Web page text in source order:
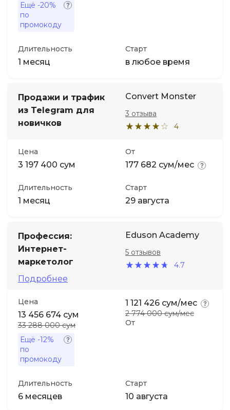
Ещё -20%
по
промокоду
Длительность
1 месяц
Старт
в любое время
Продажи и трафик
из Telegram для
новичков
Convert Monster
4
3 отзыва
Цена
3 197 400 сум
От
177 682 сум/мес
Длительность
1 месяц
Старт
29 августа
Профессия:
Интернет-
маркетолог
Подробнее
Eduson Academy
4.7
5 отзывов
Цена
13 456 674 сум
33 288 000 сум
Ещё -12%
по
промокоду
От
1 121 426 сум/мес
2 774 000 сум/мес
Длительность
6 месяцев
Старт
10 августа